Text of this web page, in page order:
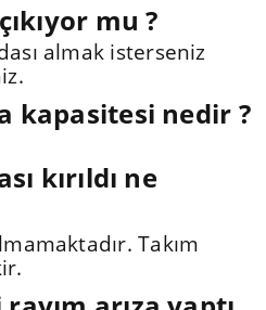
mu ?
almak isterseniz
kapasitesi nedir ?
kırıldı ne
Takım